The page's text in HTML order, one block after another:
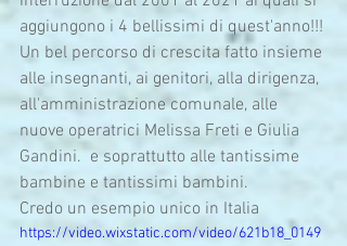
aggiungono i 4 bellissimi di quest'anno!!!
Un bel percorso di crescita fatto insieme
alle insegnanti, ai genitori, alla dirigenza,
all'amministrazione comunale, alle
nuove operatrici Melissa Freti e Giulia
Gandini.  e soprattutto alle tantissime
bambine e tantissimi bambini.
Credo un esempio unico in Italia
https://video.wixstatic.com/video/621b18_0149